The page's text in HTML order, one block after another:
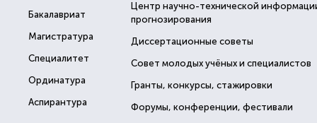
Бакалавриат
Магистратура
Специалитет
Ординатура
Аспирантура
Центр научно-технической
прогнозирования
Диссертационные советы
Совет молодых учёных и специалистов
Гранты, конкурсы, стажировки
Форумы, конференции, фестивали